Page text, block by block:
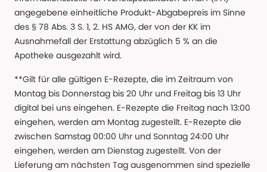
angegebene einheitliche Produkt-Abgabepreis im Sinne
des § 78 Abs. 3 S. 1, 2. HS AMG, der von der KK im
Ausnahmefall der Erstattung abzüglich 5 % an die
Apotheke ausgezahlt wird.
**Gilt für alle gültigen E-Rezepte, die im Zeitraum von
Montag bis Donnerstag bis 20 Uhr und Freitag bis 13 Uhr
digital bei uns eingehen. E-Rezepte die Freitag nach 13:00
eingehen, werden am Montag zugestellt. E-Rezepte die
zwischen Samstag 00:00 Uhr und Sonntag 24:00 Uhr
eingehen, werden am Dienstag zugestellt. Von der
Lieferung am nächsten Tag ausgenommen sind spezielle